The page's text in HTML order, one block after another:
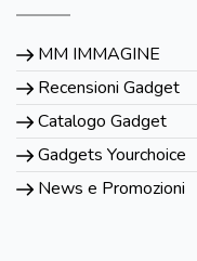
MM IMMAGINE
Recensioni Gadget
Catalogo Gadget
Gadgets Yourchoice
News e Promozioni